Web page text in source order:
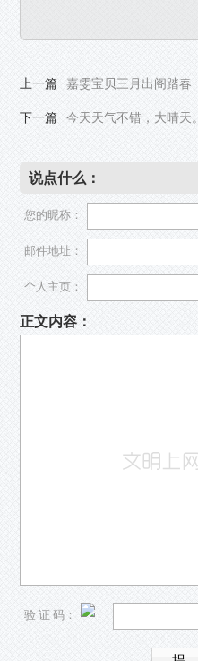
上一篇 嘉雯宝贝三月出阁踏春
下一篇 今天天气不错，大晴天。
说点什么：
您的昵称：
邮件地址：
个人主页：
正文内容：
验 证 码：